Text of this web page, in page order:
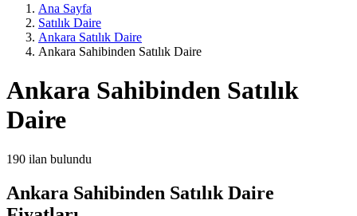
Ana Sayfa
Satılık Daire
Ankara Satılık Daire
Ankara Sahibinden Satılık Daire
Ankara Sahibinden Satılık
Daire
190 ilan bulundu
Ankara Sahibinden Satılık Daire